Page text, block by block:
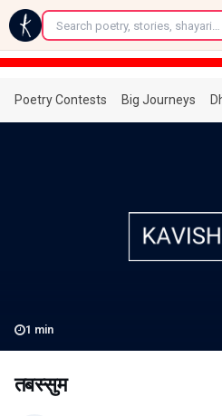
←
Poetry Contests Big Journeys
1 min
तबस्सुम